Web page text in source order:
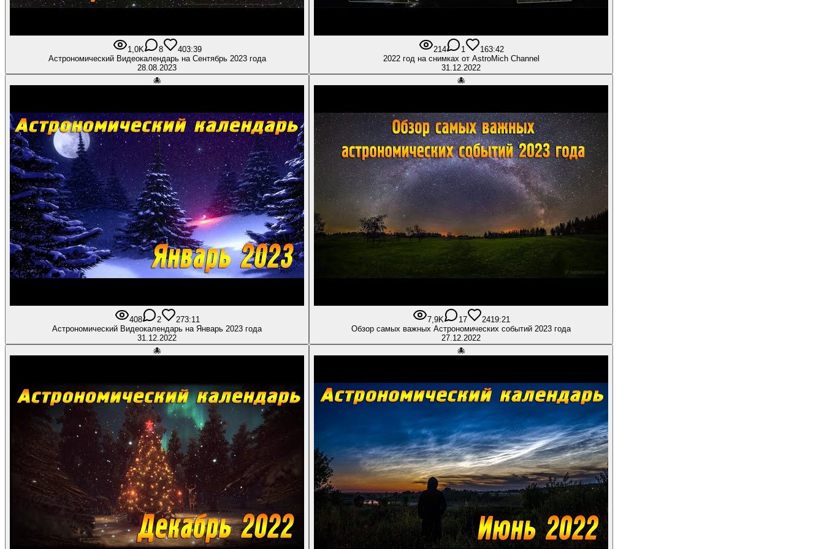
1,0K 8 403:39
Астрономический Видеокалендарь на Сентябрь 2023 года
28.08.2023
214 1 163:42
2022 год на снимках от AstroMich Channel
31.12.2022
🐙
408 2 273:11
Астрономический Видеокалендарь на Январь 2023 года
31.12.2022
🐙
7,9K 17 2419:21
Обзор самых важных Астрономических событий 2023 года
27.12.2022
🐙
🐙